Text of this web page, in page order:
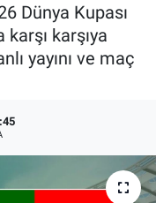
Dünya Kupası
karşıya
yayını ve maç